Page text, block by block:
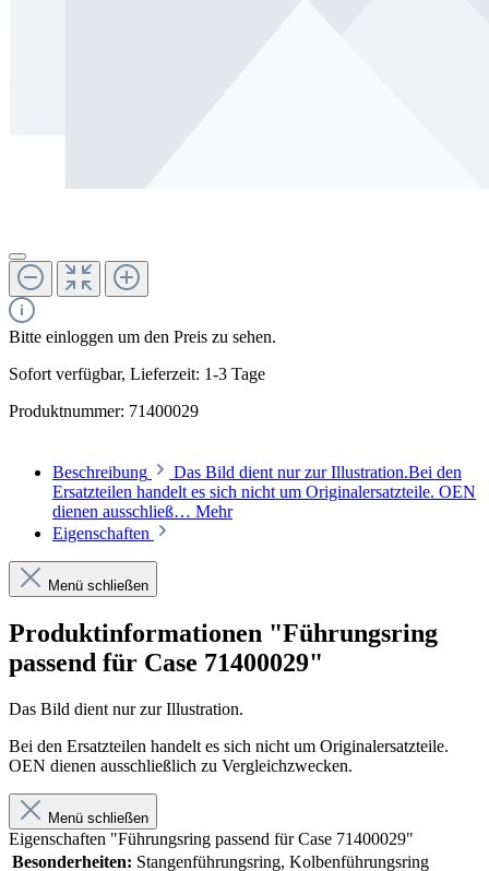
Bitte einloggen um den Preis zu sehen.
Sofort verfügbar, Lieferzeit: 1-3 Tage
Produktnummer: 71400029
Beschreibung
Das Bild dient nur zur Illustration.Bei den
Ersatzteilen handelt es sich nicht um Originalersatzteile. OEN
dienen ausschließ… Mehr
Eigenschaften
Menü schließen
Produktinformationen "Führungsring
passend für Case 71400029"
Das Bild dient nur zur Illustration.
Bei den Ersatzteilen handelt es sich nicht um Originalersatzteile.
OEN dienen ausschließlich zu Vergleichzwecken.
Menü schließen
Eigenschaften "Führungsring passend für Case 71400029"
Besonderheiten: Stangenführungsring, Kolbenführungsring